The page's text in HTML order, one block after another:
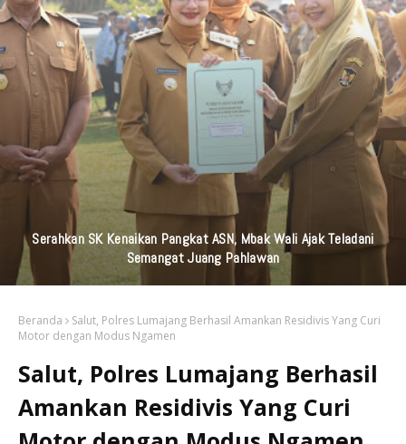
KAI Daop 7 Madiun Kembali Salurkan Bantuan TJSL Senilai
Ratusan Juta Untuk Infrastruktur, Pendidikan, Pelestarian
Budaya, Dan Disabilitas
Beranda
Salut, Polres Lumajang Berhasil Amankan Residivis Yang Curi
Motor dengan Modus Ngamen
Salut, Polres Lumajang Berhasil
Amankan Residivis Yang Curi